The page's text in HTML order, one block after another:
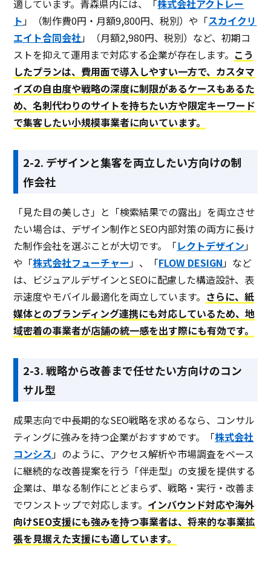
適しています。青森県内には、「株式会社アクトレー
ト」（制作費0円・月額9,800円、税別）や「スカイクリ
エイト合同会社」（月額2,980円、税別）など、初期コ
ストを抑えて運用まで対応する企業が存在します。 こう
したプランは、費用面で導入しやすい一方で、カスタマ
イズの自由度や戦略の深度に制限があるケースもあるた
め、名刺代わりのサイトを持ちたい方や限定キーワード
で集客したい小規模事業者に向いています。
2-2. デザインと集客を両立したい方向けの制
作会社
「見た目の美しさ」と「検索結果での露出」を両立させ
たい場合は、デザイン制作とSEO内部対策の両方に長け
た制作会社を選ぶことが大切です。「レクトデザイン」
や「株式会社フューチャー」、「FLOW DESIGN」など
は、ビジュアルデザインとSEOに配慮した構造設計、表
示速度やモバイル最適化を両立しています。 さらに、紙
媒体とのブランディング連携にも対応しているため、地
域密着の事業者が店舗の統一感を出す際にも有効です。
2-3. 戦略から改善まで任せたい方向けのコン
サル型
成果志向で中長期的なSEO戦略を求めるなら、コンサル
ティングに強みを持つ企業がおすすめです。「株式会社
コンシス」のように、アクセス解析や市場調査をベース
に継続的な改善提案を行う「伴走型」の支援を提供する
企業は、単なる制作にとどまらず、戦略・実行・改善ま
でワンストップで対応します。 インバウンド対応や海外
向けSEO支援にも強みを持つ事業者は、将来的な事業拡
張を見据えた支援にも適しています。